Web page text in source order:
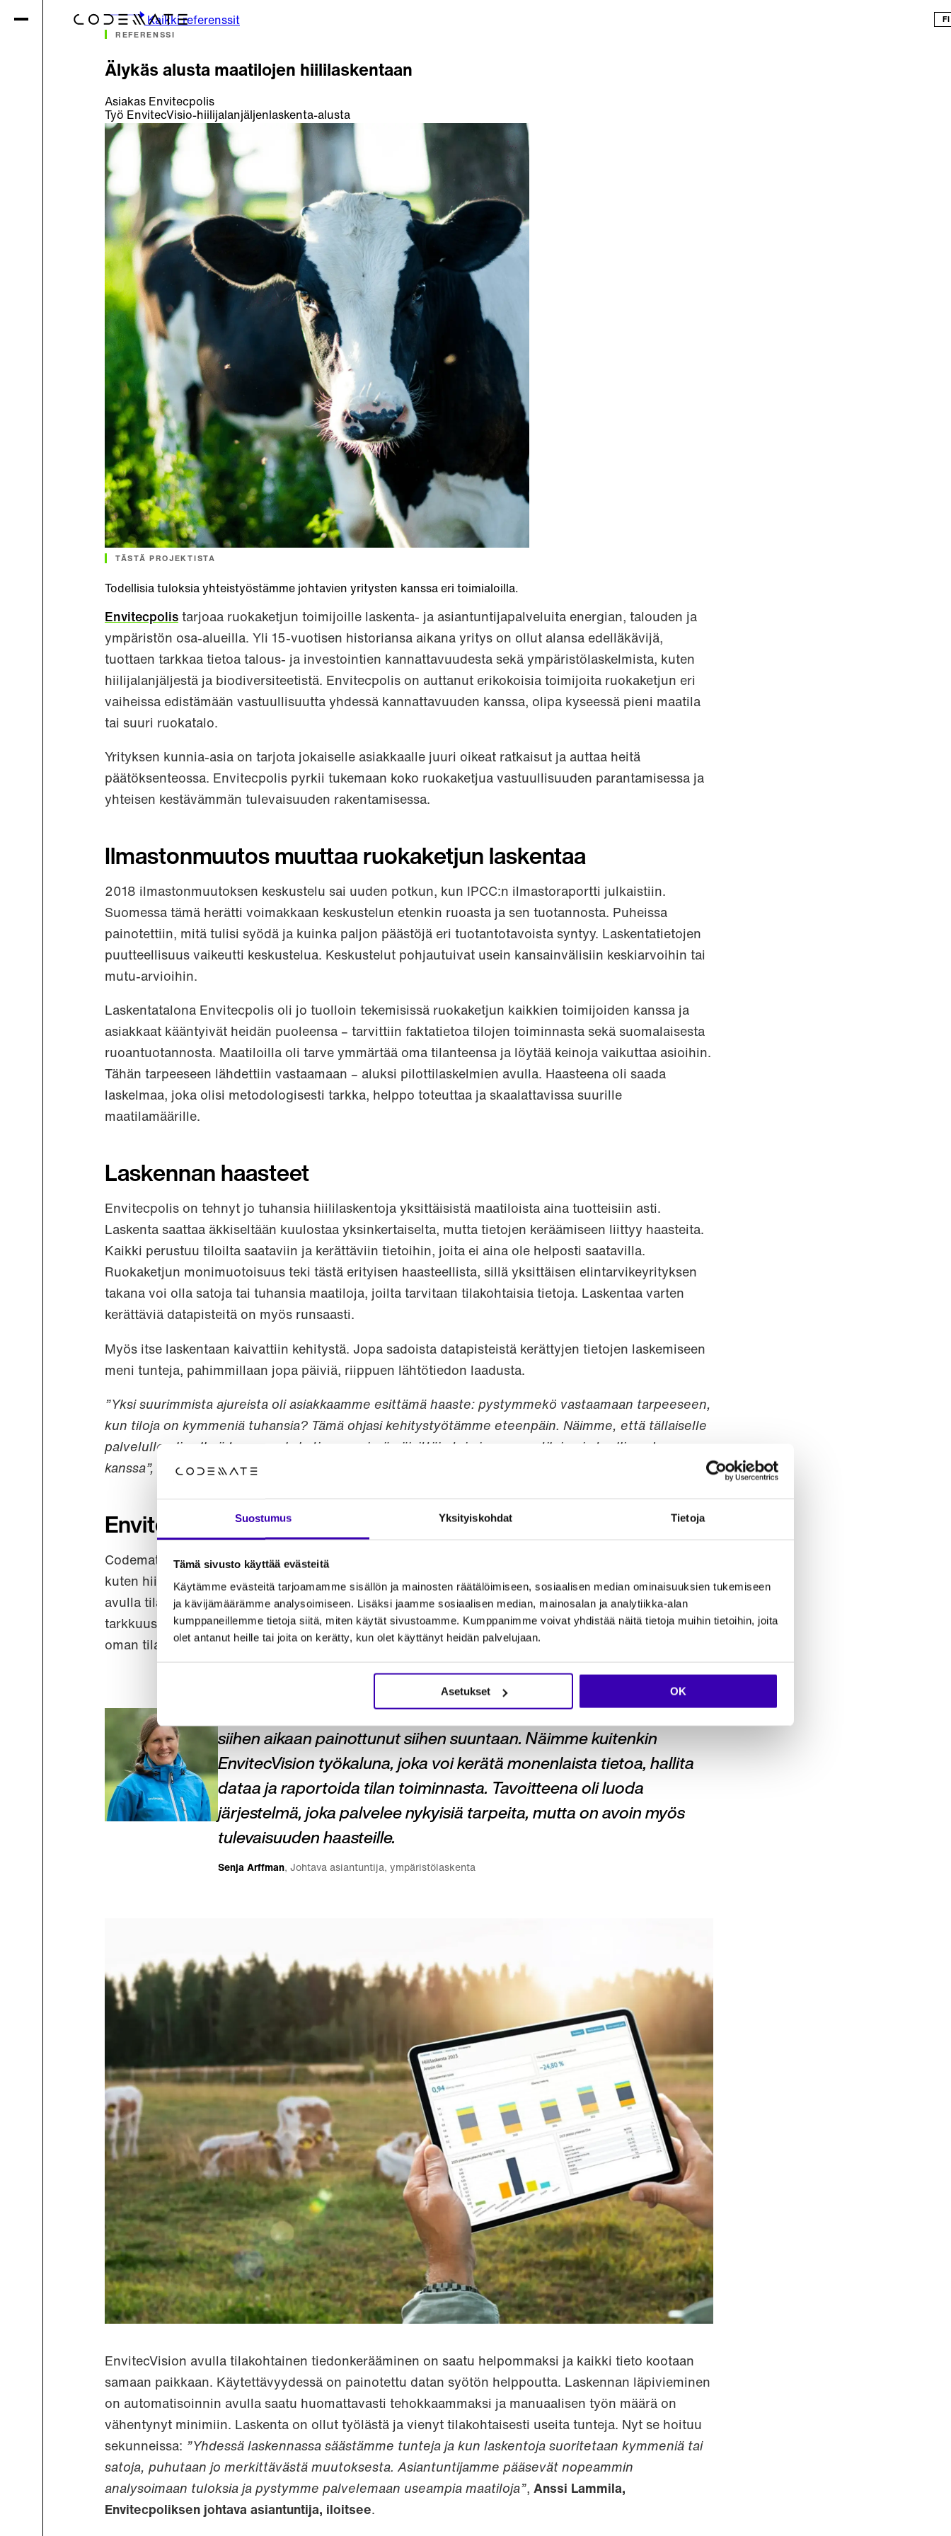
Suostumus Yksityiskohdat Tietoja
Tämä sivusto käyttää evästeitä
Käytämme evästeitä tarjoamamme sisällön ja mainosten räätälöimiseen, sosiaalisen median ominaisuuksien tukemiseen
ja kävijämäärämme analysoimiseen. Lisäksi jaamme sosiaalisen median, mainosalan ja analytiikka-alan
kumppaneillemme tietoja siitä, miten käytät sivustoamme. Kumppanimme voivat yhdistää näitä tietoja muihin tietoihin, joita
olet antanut heille tai joita on kerätty, kun olet käyttänyt heidän palvelujaan.
Asetukset OK
FI
Kaikki referenssit
REFERENSSI
Älykäs alusta maatilojen hiililaskentaan
Asiakas Envitecpolis
Työ EnvitecVisio-hiilijalanjäljenlaskenta-alusta
TÄSTÄ PROJEKTISTA
Todellisia tuloksia yhteistyöstämme johtavien yritysten kanssa eri toimialoilla.
Envitecpolis tarjoaa ruokaketjun toimijoille laskenta- ja asiantuntijapalveluita energian, talouden ja
ympäristön osa-alueilla. Yli 15-vuotisen historiansa aikana yritys on ollut alansa edelläkävijä,
tuottaen tarkkaa tietoa talous- ja investointien kannattavuudesta sekä ympäristölaskelmista, kuten
hiilijalanjäljestä ja biodiversiteetistä. Envitecpolis on auttanut erikokoisia toimijoita ruokaketjun eri
vaiheissa edistämään vastuullisuutta yhdessä kannattavuuden kanssa, olipa kyseessä pieni maatila
tai suuri ruokatalo.
Yrityksen kunnia-asia on tarjota jokaiselle asiakkaalle juuri oikeat ratkaisut ja auttaa heitä
päätöksenteossa. Envitecpolis pyrkii tukemaan koko ruokaketjua vastuullisuuden parantamisessa ja
yhteisen kestävämmän tulevaisuuden rakentamisessa.
Ilmastonmuutos muuttaa ruokaketjun laskentaa
2018 ilmastonmuutoksen keskustelu sai uuden potkun, kun IPCC:n ilmastoraportti julkaistiin.
Suomessa tämä herätti voimakkaan keskustelun etenkin ruoasta ja sen tuotannosta. Puheissa
painotettiin, mitä tulisi syödä ja kuinka paljon päästöjä eri tuotantotavoista syntyy. Laskentatietojen
puutteellisuus vaikeutti keskustelua. Keskustelut pohjautuivat usein kansainvälisiin keskiarvoihin tai
mutu-arvioihin.
Laskentatalona Envitecpolis oli jo tuolloin tekemisissä ruokaketjun kaikkien toimijoiden kanssa ja
asiakkaat kääntyivät heidän puoleensa – tarvittiin faktatietoa tilojen toiminnasta sekä suomalaisesta
ruoantuotannosta. Maatiloilla oli tarve ymmärtää oma tilanteensa ja löytää keinoja vaikuttaa asioihin.
Tähän tarpeeseen lähdettiin vastaamaan – aluksi pilottilaskelmien avulla. Haasteena oli saada
laskelmaa, joka olisi metodologisesti tarkka, helppo toteuttaa ja skaalattavissa suurille
maatilamäärille.
Laskennan haasteet
Envitecpolis on tehnyt jo tuhansia hiililaskentoja yksittäisistä maatiloista aina tuotteisiin asti.
Laskenta saattaa äkkiseltään kuulostaa yksinkertaiselta, mutta tietojen keräämiseen liittyy haasteita.
Kaikki perustuu tiloilta saataviin ja kerättäviin tietoihin, joita ei aina ole helposti saatavilla.
Ruokaketjun monimuotoisuus teki tästä erityisen haasteellista, sillä yksittäisen elintarvikeyrityksen
takana voi olla satoja tai tuhansia maatiloja, joilta tarvitaan tilakohtaisia tietoja. Laskentaa varten
kerättäviä datapisteitä on myös runsaasti.
Myös itse laskentaan kaivattiin kehitystä. Jopa sadoista datapisteistä kerättyjen tietojen laskemiseen
meni tunteja, pahimmillaan jopa päiviä, riippuen lähtötiedon laadusta.
”Yksi suurimmista ajureista oli asiakkaamme esittämä haaste: pystymmekö vastaamaan tarpeeseen,
kun tiloja on kymmeniä tuhansia? Tämä ohjasi kehitystyötämme eteenpäin. Näimme, että tällaiselle
palvelulle oli selkeä tarve ruokaketjussa, missä päivittäin toimimme maatilojen ja teollisuuden
kanssa”,
kertooSenja Arffman
EnvitecVisio
Codematen avulla toteutettiin EnvitecVisio – digitaalinen alusta maatilojen ympäristötarkasteluihin,
kuten hiililaskentaan, tila- ja elintarvikeyrityskohtaiseen raportointiin sekä datan hallintaan. Sen
avulla tilakohtaista laadukasta dataa voidaan kerätä säännöllisesti suureltakin tilamäärältä laskennan
tarkkuus säilyttäen. Viljelijöille EnvitecVisio on helppokäyttöinen ja he voivat sen kautta seurata
oman tilansa tuloksia ja kehitystä.
siihen aikaan painottunut siihen suuntaan. Näimme kuitenkin
EnvitecVision työkaluna, joka voi kerätä monenlaista tietoa, hallita
dataa ja raportoida tilan toiminnasta. Tavoitteena oli luoda
järjestelmä, joka palvelee nykyisiä tarpeita, mutta on avoin myös
tulevaisuuden haasteille.
Senja Arffman, Johtava asiantuntija, ympäristölaskenta
EnvitecVision avulla tilakohtainen tiedonkerääminen on saatu helpommaksi ja kaikki tieto kootaan
samaan paikkaan. Käytettävyydessä on painotettu datan syötön helppoutta. Laskennan läpivieminen
on automatisoinnin avulla saatu huomattavasti tehokkaammaksi ja manuaalisen työn määrä on
vähentynyt minimiin. Laskenta on ollut työlästä ja vienyt tilakohtaisesti useita tunteja. Nyt se hoituu
sekunneissa: ”Yhdessä laskennassa säästämme tunteja ja kun laskentoja suoritetaan kymmeniä tai
satoja, puhutaan jo merkittävästä muutoksesta. Asiantuntijamme pääsevät nopeammin
analysoimaan tuloksia ja pystymme palvelemaan useampia maatiloja”, Anssi Lammila,
Envitecpoliksen johtava asiantuntija, iloitsee.